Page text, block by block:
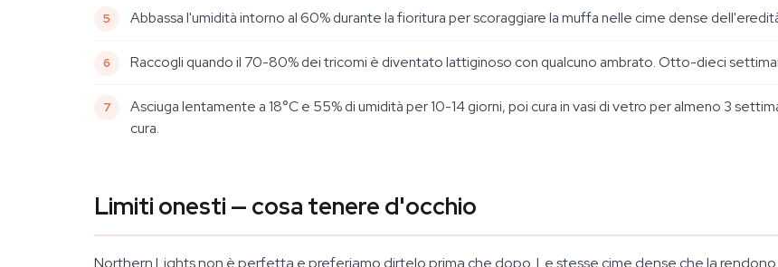
Abbassa l'umidità intorno al 60% durante la fioritura per scoraggiare la muffa nelle cime dense
Raccogli quando il 70-80% dei tricomi è diventato lattiginoso con qualcuno ambrato. Otto-dieci
Asciuga lentamente a 18°C e 55% di umidità per 10-14 giorni, poi cura in vasi di vetro per almeno 3
cura.
Limiti onesti — cosa tenere d'occhio
Northern Lights non è perfetta e preferiamo dirtelo prima che dopo. Le stesse cime dense che la